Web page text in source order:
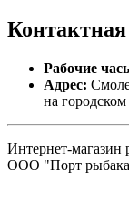
Контактная
Рабочие
Адрес:
на
Интернет-магазин
ООО "Порт